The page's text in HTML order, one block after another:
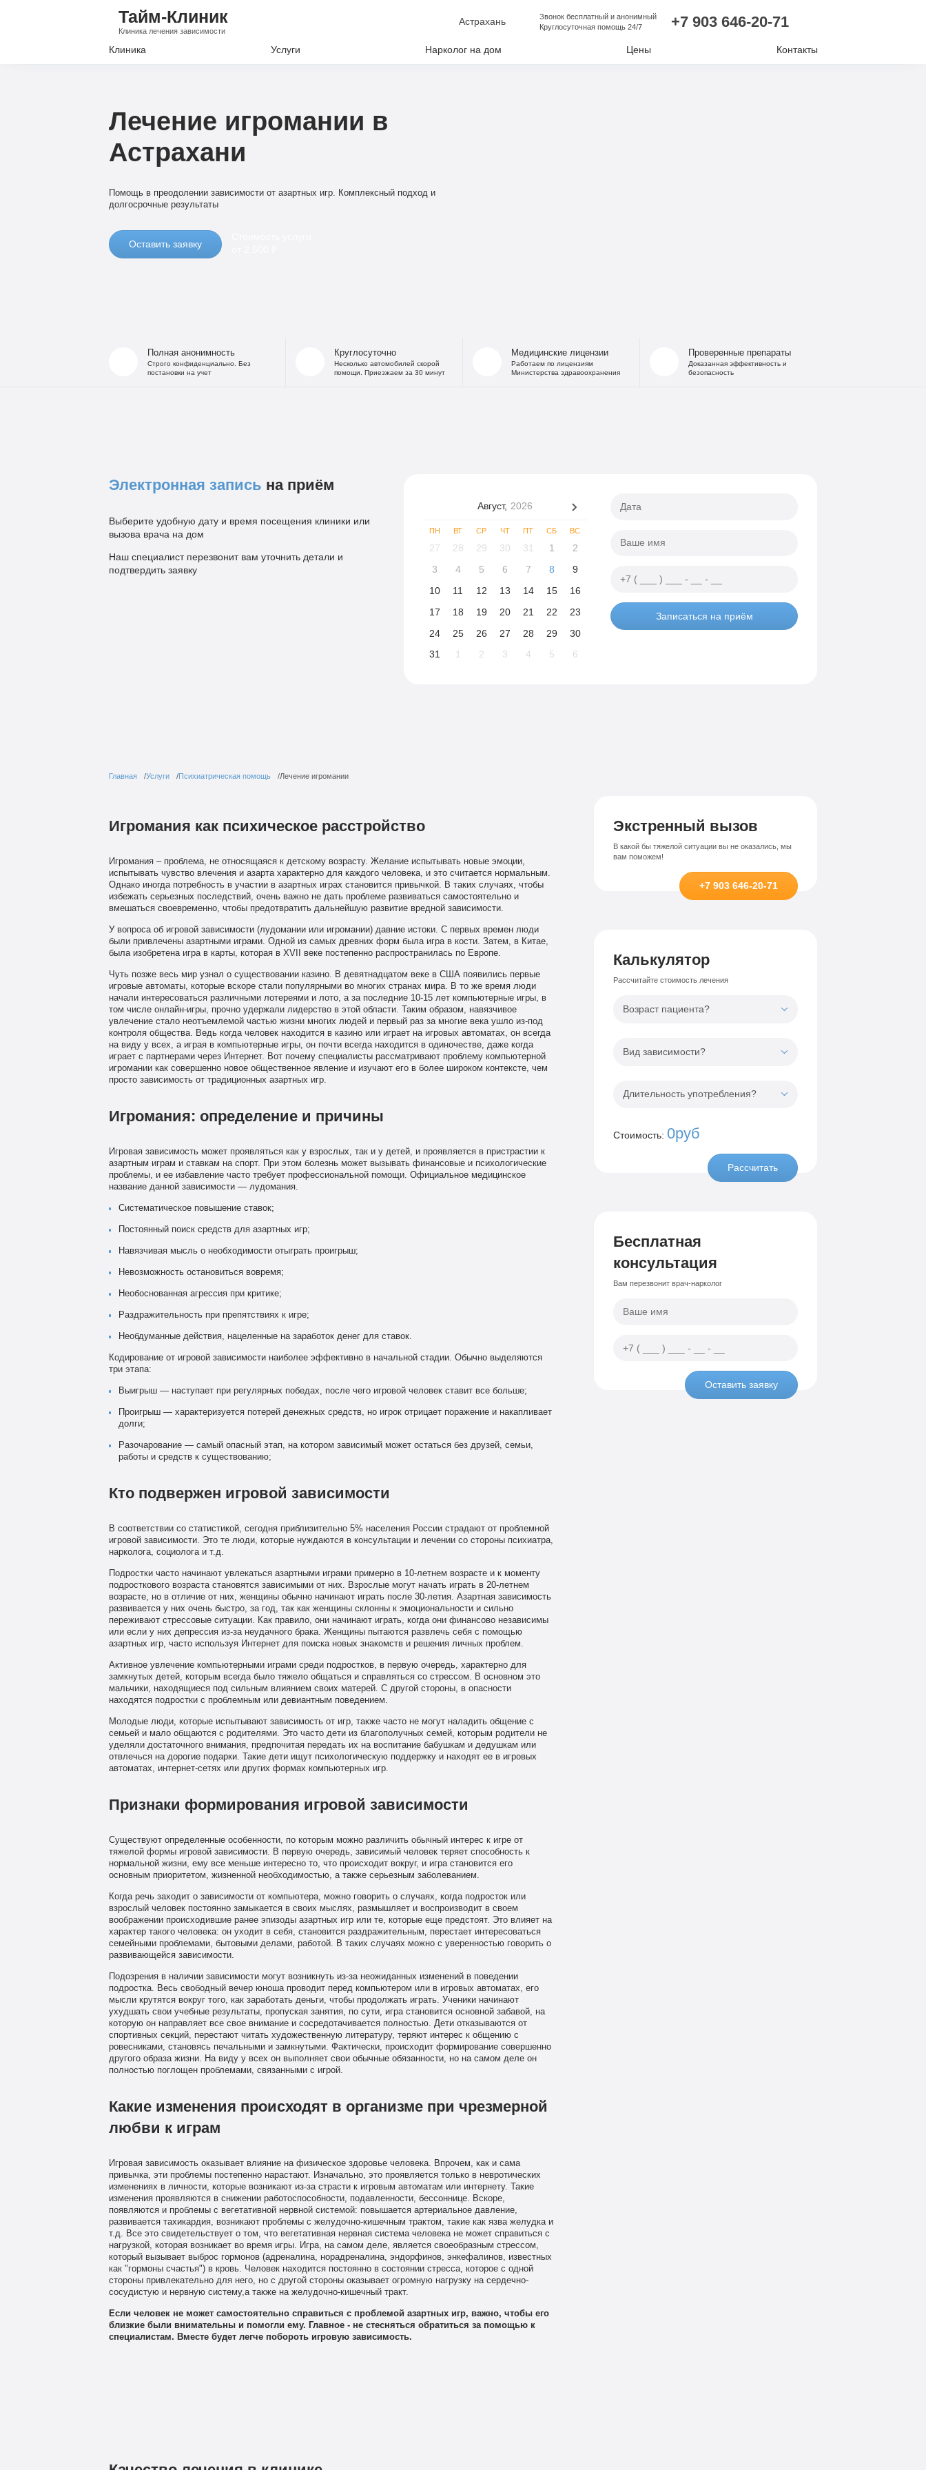
Тайм-Клиник
Клиника лечения зависимости
Астрахань
Звонок бесплатный и анонимный
Круглосуточная помощь 24/7
+7 903 646-20-71
Клиника Услуги
Вывод из запоя
Психиатрическая помощь
Нарколог на дом Цены Контакты
Лечение игромании в
Астрахани
Помощь в преодолении зависимости от азартных игр. Комплексный подход и
долгосрочные результаты
Оставить заявку
Полная анонимность
Строго конфиденциально. Без
постановки на учет
Круглосуточно
Несколько автомобилей скорой
помощи. Приезжаем за 30 минут
Медицинские лицензии
Работаем по лицензиям
Министерства здравоохранения
Проверенные препараты
Доказанная эффективность и
безопасность
Электронная запись на приём
Выберите удобную дату и время посещения клиники или
вызова врача на дом
Наш специалист перезвонит вам уточнить детали и
подтвердить заявку
Август, 2026
ПН ВТ СР ЧТ ПТ СБ ВС
27 28 29 30 31 1
2
3
4 5 6 7 8
9
10
11 12 13 14 15
16
17
18 19 20 21 22
23
24
25 26 27 28 29
30
31
1 2 3 4 5 6
Записаться на приём
Главная Услуги Психиатрическая помощь Лечение игромании
Игромания как психическое расстройство
Игромания – проблема, не относящаяся к детскому возрасту. Желание испытывать новые эмоции,
испытывать чувство влечения и азарта характерно для каждого человека, и это считается нормальным.
Однако иногда потребность в участии в азартных играх становится привычкой. В таких случаях, чтобы
избежать серьезных последствий, очень важно не дать проблеме развиваться самостоятельно и
вмешаться своевременно, чтобы предотвратить дальнейшую развитие вредной зависимости.
У вопроса об игровой зависимости (лудомании или игромании) давние истоки. С первых времен люди
были привлечены азартными играми. Одной из самых древних форм была игра в кости. Затем, в Китае,
была изобретена игра в карты, которая в XVII веке постепенно распространилась по Европе.
Чуть позже весь мир узнал о существовании казино. В девятнадцатом веке в США появились первые
игровые автоматы, которые вскоре стали популярными во многих странах мира. В то же время люди
начали интересоваться различными лотереями и лото, а за последние 10-15 лет компьютерные игры, в
том числе онлайн-игры, прочно удержали лидерство в этой области. Таким образом, навязчивое
увлечение стало неотъемлемой частью жизни многих людей и первый раз за многие века ушло из-под
контроля общества. Ведь когда человек находится в казино или играет на игровых автоматах, он всегда
на виду у всех, а играя в компьютерные игры, он почти всегда находится в одиночестве, даже когда
играет с партнерами через Интернет. Вот почему специалисты рассматривают проблему компьютерной
игромании как совершенно новое общественное явление и изучают его в более широком контексте, чем
просто зависимость от традиционных азартных игр.
Игромания: определение и причины
Игровая зависимость может проявляться как у взрослых, так и у детей, и проявляется в пристрастии к
азартным играм и ставкам на спорт. При этом болезнь может вызывать финансовые и психологические
проблемы, и ее избавление часто требует профессиональной помощи. Официальное медицинское
название данной зависимости — лудомания.
Систематическое повышение ставок;
Постоянный поиск средств для азартных игр;
Навязчивая мысль о необходимости отыграть проигрыш;
Невозможность остановиться вовремя;
Необоснованная агрессия при критике;
Раздражительность при препятствиях к игре;
Необдуманные действия, нацеленные на заработок денег для ставок.
Кодирование от игровой зависимости наиболее эффективно в начальной стадии. Обычно выделяются
три этапа:
Выигрыш — наступает при регулярных победах, после чего игровой человек ставит все больше;
Проигрыш — характеризуется потерей денежных средств, но игрок отрицает поражение и накапливает
долги;
Разочарование — самый опасный этап, на котором зависимый может остаться без друзей, семьи,
работы и средств к существованию;
Кто подвержен игровой зависимости
В соответствии со статистикой, сегодня приблизительно 5% населения России страдают от проблемной
игровой зависимости. Это те люди, которые нуждаются в консультации и лечении со стороны психиатра,
нарколога, социолога и т.д.
Подростки часто начинают увлекаться азартными играми примерно в 10-летнем возрасте и к моменту
подросткового возраста становятся зависимыми от них. Взрослые могут начать играть в 20-летнем
возрасте, но в отличие от них, женщины обычно начинают играть после 30-летия. Азартная зависимость
развивается у них очень быстро, за год, так как женщины склонны к эмоциональности и сильно
переживают стрессовые ситуации. Как правило, они начинают играть, когда они финансово независимы
или если у них депрессия из-за неудачного брака. Женщины пытаются развлечь себя с помощью
азартных игр, часто используя Интернет для поиска новых знакомств и решения личных проблем.
Активное увлечение компьютерными играми среди подростков, в первую очередь, характерно для
замкнутых детей, которым всегда было тяжело общаться и справляться со стрессом. В основном это
мальчики, находящиеся под сильным влиянием своих матерей. С другой стороны, в опасности
находятся подростки с проблемным или девиантным поведением.
Молодые люди, которые испытывают зависимость от игр, также часто не могут наладить общение с
семьей и мало общаются с родителями. Это часто дети из благополучных семей, которым родители не
уделяли достаточного внимания, предпочитая передать их на воспитание бабушкам и дедушкам или
отвлечься на дорогие подарки. Такие дети ищут психологическую поддержку и находят ее в игровых
автоматах, интернет-сетях или других формах компьютерных игр.
Признаки формирования игровой зависимости
Существуют определенные особенности, по которым можно различить обычный интерес к игре от
тяжелой формы игровой зависимости. В первую очередь, зависимый человек теряет способность к
нормальной жизни, ему все меньше интересно то, что происходит вокруг, и игра становится его
основным приоритетом, жизненной необходимостью, а также серьезным заболеванием.
Когда речь заходит о зависимости от компьютера, можно говорить о случаях, когда подросток или
взрослый человек постоянно замыкается в своих мыслях, размышляет и воспроизводит в своем
воображении происходившие ранее эпизоды азартных игр или те, которые еще предстоят. Это влияет на
характер такого человека: он уходит в себя, становится раздражительным, перестает интересоваться
семейными проблемами, бытовыми делами, работой. В таких случаях можно с уверенностью говорить о
развивающейся зависимости.
Подозрения в наличии зависимости могут возникнуть из-за неожиданных изменений в поведении
подростка. Весь свободный вечер юноша проводит перед компьютером или в игровых автоматах, его
мысли крутятся вокруг того, как заработать деньги, чтобы продолжать играть. Ученики начинают
ухудшать свои учебные результаты, пропуская занятия, по сути, игра становится основной забавой, на
которую он направляет все свое внимание и сосредотачивается полностью. Дети отказываются от
спортивных секций, перестают читать художественную литературу, теряют интерес к общению с
ровесниками, становясь печальными и замкнутыми. Фактически, происходит формирование совершенно
другого образа жизни. На виду у всех он выполняет свои обычные обязанности, но на самом деле он
полностью поглощен проблемами, связанными с игрой.
Какие изменения происходят в организме при чрезмерной
любви к играм
Игровая зависимость оказывает влияние на физическое здоровье человека. Впрочем, как и сама
привычка, эти проблемы постепенно нарастают. Изначально, это проявляется только в невротических
изменениях в личности, которые возникают из-за страсти к игровым автоматам или интернету. Такие
изменения проявляются в снижении работоспособности, подавленности, бессоннице. Вскоре,
появляются и проблемы с вегетативной нервной системой: повышается артериальное давление,
развивается тахикардия, возникают проблемы с желудочно-кишечным трактом, такие как язва желудка и
т.д. Все это свидетельствует о том, что вегетативная нервная система человека не может справиться с
нагрузкой, которая возникает во время игры. Игра, на самом деле, является своеобразным стрессом,
который вызывает выброс гормонов (адреналина, норадреналина, эндорфинов, энкефалинов, известных
как "гормоны счастья") в кровь. Человек находится постоянно в состоянии стресса, которое с одной
стороны привлекательно для него, но с другой стороны оказывает огромную нагрузку на сердечно-
сосудистую и нервную систему,а также на желудочно-кишечный тракт.
Если человек не может самостоятельно справиться с проблемой азартных игр, важно, чтобы его
близкие были внимательны и помогли ему. Главное - не стесняться обратиться за помощью к
специалистам. Вместе будет легче побороть игровую зависимость.
Экстренный вызов
В какой бы тяжелой ситуации вы не оказались, мы
вам поможем!
+7 903 646-20-71
Калькулятор
Рассчитайте стоимость лечения
Возраст пациента?
Вид зависимости?
Длительность употребления?
Стоимость: 0руб
Рассчитать
Бесплатная
консультация
Вам перезвонит врач-нарколог
Оставить заявку